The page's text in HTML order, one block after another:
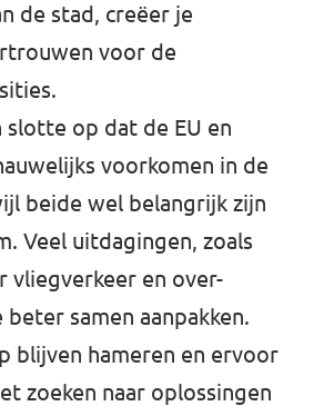
de stad, creëer je
voor de
op dat de EU en
voorkomen in de
beide wel belangrijk zijn
Veel uitdagingen, zoals
vliegverkeer en over-
samen aanpakken.
blijven hameren en ervoor
zoeken naar oplossingen